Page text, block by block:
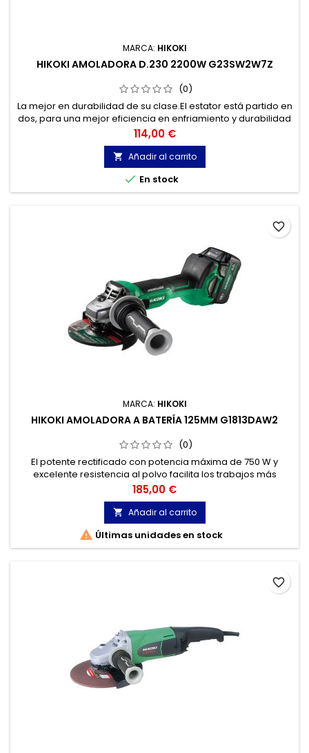
MARCA: HIKOKI
HIKOKI AMOLADORA D.230 2200W G23SW2W7Z
(0)
La mejor en durabilidad de su clase.El estator está partido en
dos, para una mejor eficiencia en enfriamiento y durabilidad
del motor. El motor está protegido contra el polvo y los
escombros mediante una construcción en laberinto.
Precio
114,00 €
 Añadir al carrito
 En stock
MARCA: HIKOKI
HIKOKI AMOLADORA A BATERÍA 125MM G1813DAW2
(0)
El potente rectificado con potencia máxima de 750 W y
excelente resistencia al polvo facilita los trabajos más
difíciles. El control optimizado del motor proporciona una
mayor potencia de salida.
Precio
185,00 €
 Añadir al carrito
 Últimas unidades en stock
favorite_border
favorite_border